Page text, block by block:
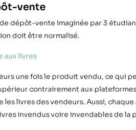
vente
dépôt-vente imaginée par 3
doit être normalisé.
aux livres
une fois le produit vendu, ce qui
contrairement aux
livres des vendeurs. Aussi, chaque
invendus voire invendables de la